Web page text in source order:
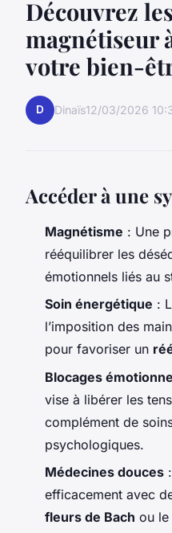
Découvrez
magnétiseur
votre bien-
D Dinaïs12/03/2026
Accéder à une
Magnétisme : Une
rééquilibrer les
émotionnels liés au
Soin énergétique :
l’imposition des
pour favoriser un
Blocages
vise à libérer les
complément de
psychologiques.
Médecines douces
efficacement avec
fleurs de Bach ou le